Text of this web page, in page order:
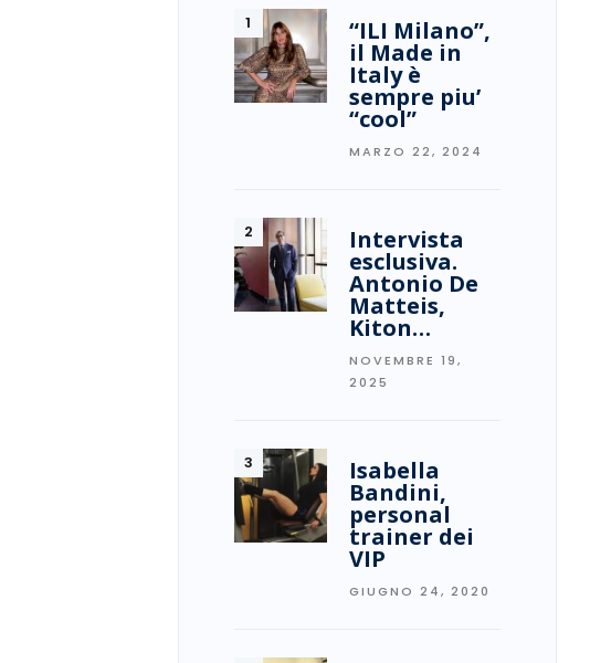
“ILI Milano”,
il Made in
Italy è
sempre piu’
“cool”
MARZO 22, 2024
Intervista
esclusiva.
Antonio De
Matteis,
Kiton…
NOVEMBRE 19,
2025
Isabella
Bandini,
personal
trainer dei
VIP
GIUGNO 24, 2020